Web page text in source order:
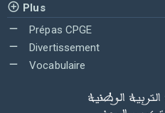
Plus
Prépas CPGE
Divertissement
Vocabulaire